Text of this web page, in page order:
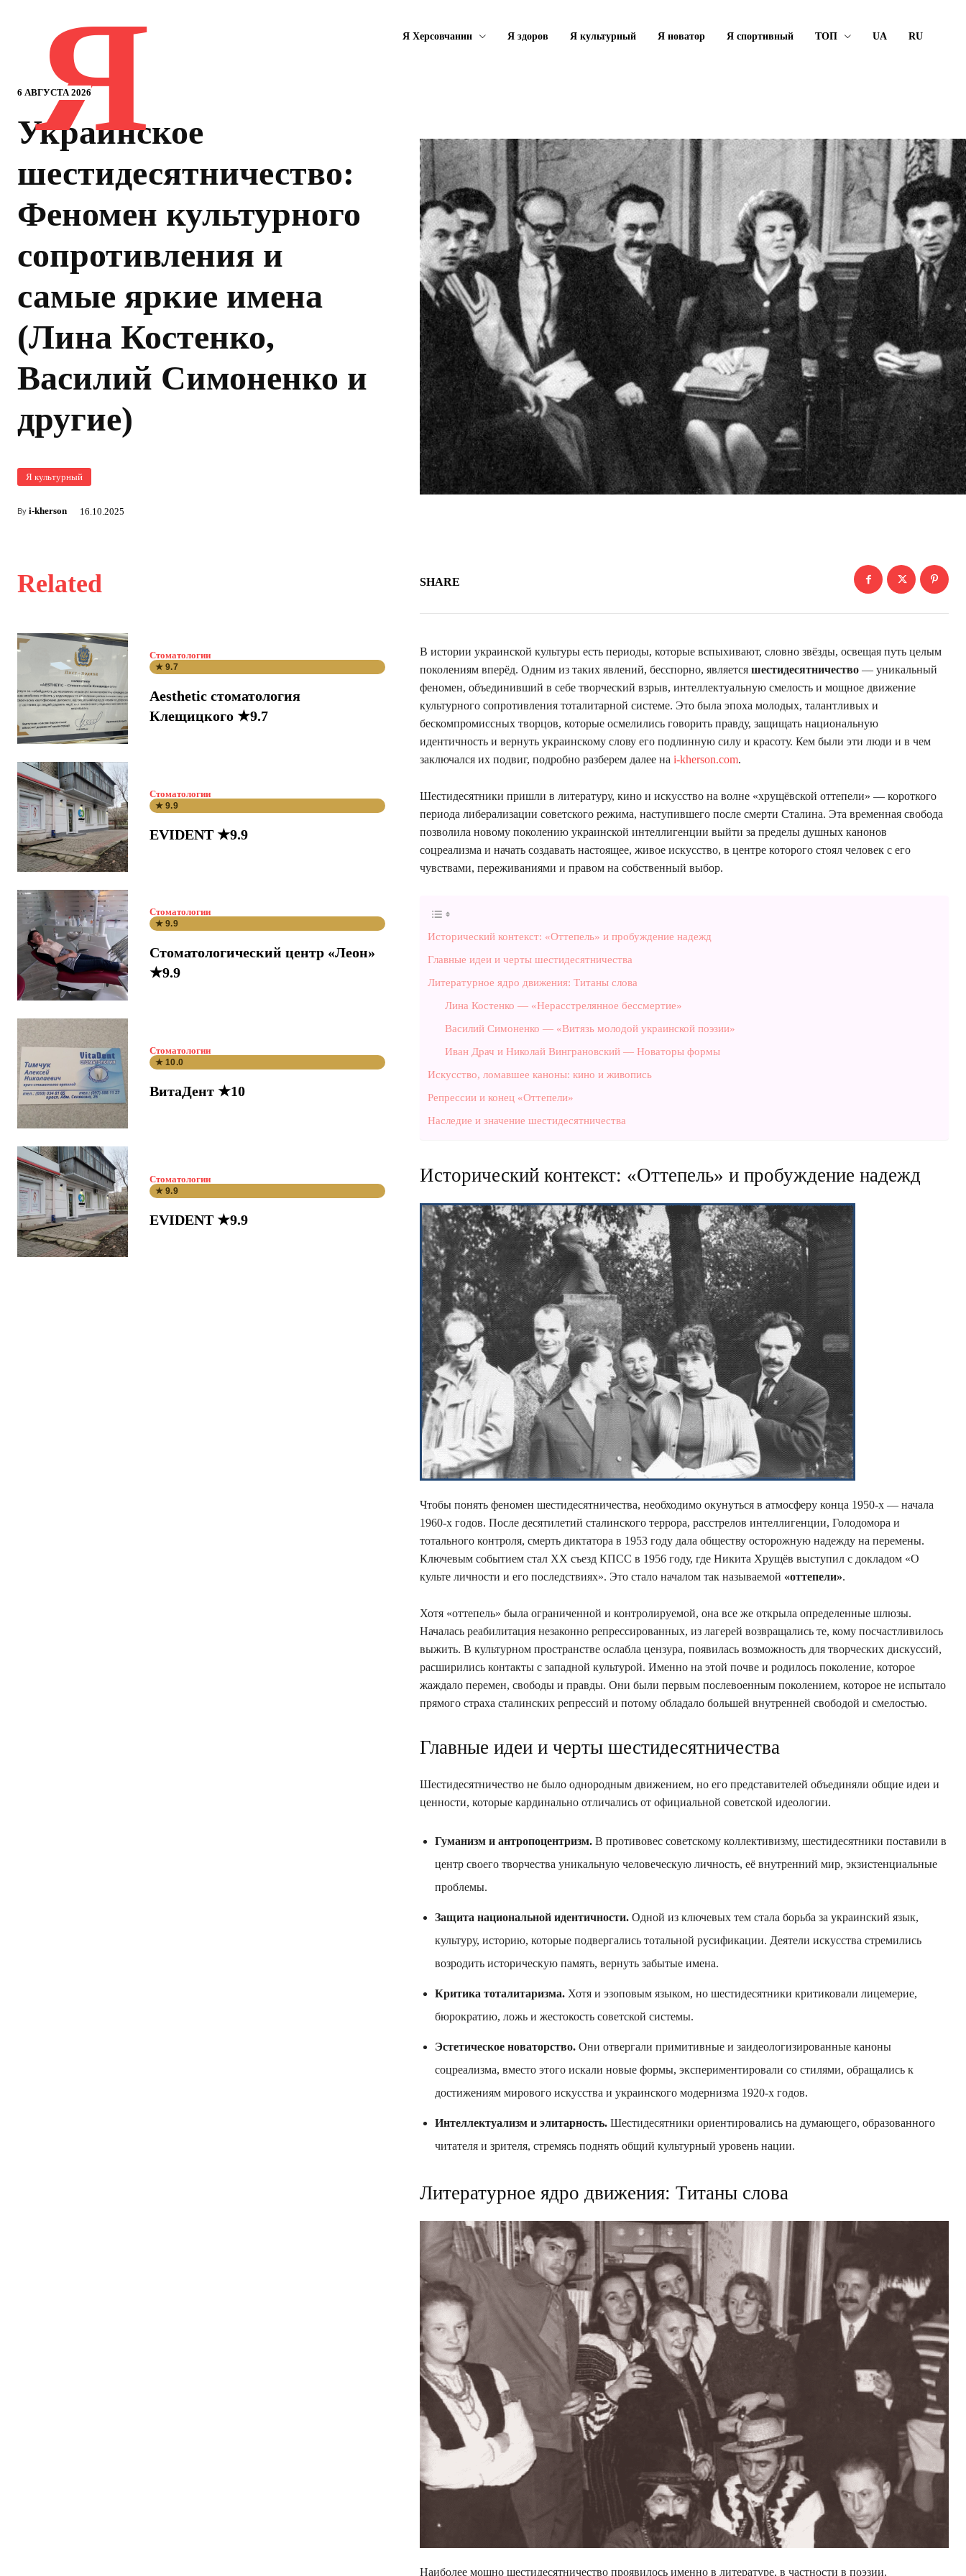
6 АВГУСТА 2026
Я Я Херсовчанин Я здоров Я культурный Я новатор Я спортивный ТОП UA RU
Украинское
шестидесятничество:
Феномен культурного
сопротивления и
самые яркие имена
(Лина Костенко,
Василий Симоненко и
другие)
Я культурный
By i-kherson 16.10.2025
Related
Стоматологии
★ 9.7
Aesthetic стоматология
Клещицкого ★9.7
Стоматологии
★ 9.9
EVIDENT ★9.9
Стоматологии
★ 9.9
Стоматологический центр «Леон»
★9.9
Стоматологии
★ 10.0
ВитаДент ★10
Стоматологии
★ 9.9
EVIDENT ★9.9
SHARE
В истории украинской культуры есть периоды, которые вспыхивают, словно звёзды, освещая путь целым
поколениям вперёд. Одним из таких явлений, бесспорно, является шестидесятничество — уникальный
феномен, объединивший в себе творческий взрыв, интеллектуальную смелость и мощное движение
культурного сопротивления тоталитарной системе. Это была эпоха молодых, талантливых и
бескомпромиссных творцов, которые осмелились говорить правду, защищать национальную
идентичность и вернуть украинскому слову его подлинную силу и красоту. Кем были эти люди и в чем
заключался их подвиг, подробно разберем далее на i-kherson.com.
Шестидесятники пришли в литературу, кино и искусство на волне «хрущёвской оттепели» — короткого
периода либерализации советского режима, наступившего после смерти Сталина. Эта временная свобода
позволила новому поколению украинской интеллигенции выйти за пределы душных канонов
соцреализма и начать создавать настоящее, живое искусство, в центре которого стоял человек с его
чувствами, переживаниями и правом на собственный выбор.
Исторический контекст: «Оттепель» и пробуждение надежд
Главные идеи и черты шестидесятничества
Литературное ядро движения: Титаны слова
Лина Костенко — «Нерасстрелянное бессмертие»
Василий Симоненко — «Витязь молодой украинской поэзии»
Иван Драч и Николай Винграновский — Новаторы формы
Искусство, ломавшее каноны: кино и живопись
Репрессии и конец «Оттепели»
Наследие и значение шестидесятничества
Исторический контекст: «Оттепель» и пробуждение надежд
Чтобы понять феномен шестидесятничества, необходимо окунуться в атмосферу конца 1950-х — начала
1960-х годов. После десятилетий сталинского террора, расстрелов интеллигенции, Голодомора и
тотального контроля, смерть диктатора в 1953 году дала обществу осторожную надежду на перемены.
Ключевым событием стал XX съезд КПСС в 1956 году, где Никита Хрущёв выступил с докладом «О
культе личности и его последствиях». Это стало началом так называемой «оттепели».
Хотя «оттепель» была ограниченной и контролируемой, она все же открыла определенные шлюзы.
Началась реабилитация незаконно репрессированных, из лагерей возвращались те, кому посчастливилось
выжить. В культурном пространстве ослабла цензура, появилась возможность для творческих дискуссий,
расширились контакты с западной культурой. Именно на этой почве и родилось поколение, которое
жаждало перемен, свободы и правды. Они были первым послевоенным поколением, которое не испытало
прямого страха сталинских репрессий и потому обладало большей внутренней свободой и смелостью.
Главные идеи и черты шестидесятничества
Шестидесятничество не было однородным движением, но его представителей объединяли общие идеи и
ценности, которые кардинально отличались от официальной советской идеологии.
Гуманизм и антропоцентризм. В противовес советскому коллективизму, шестидесятники поставили в
центр своего творчества уникальную человеческую личность, её внутренний мир, экзистенциальные
проблемы.
Защита национальной идентичности. Одной из ключевых тем стала борьба за украинский язык,
культуру, историю, которые подвергались тотальной русификации. Деятели искусства стремились
возродить историческую память, вернуть забытые имена.
Критика тоталитаризма. Хотя и эзоповым языком, но шестидесятники критиковали лицемерие,
бюрократию, ложь и жестокость советской системы.
Эстетическое новаторство. Они отвергали примитивные и заидеологизированные каноны
соцреализма, вместо этого искали новые формы, экспериментировали со стилями, обращались к
достижениям мирового искусства и украинского модернизма 1920-х годов.
Интеллектуализм и элитарность. Шестидесятники ориентировались на думающего, образованного
читателя и зрителя, стремясь поднять общий культурный уровень нации.
Литературное ядро движения: Титаны слова
Наиболее мощно шестидесятничество проявилось именно в литературе, в частности в поэзии.